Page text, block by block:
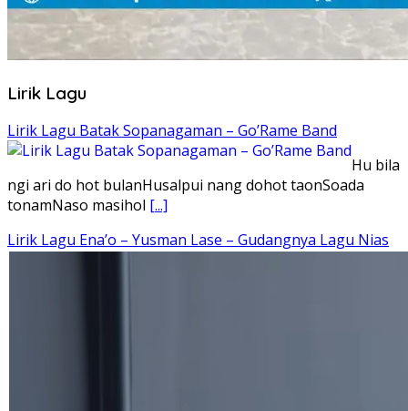
Lirik Lagu
Lirik Lagu Batak Sopanagaman – Go’Rame Band
Hu bila
ngi ari do hot bulanHusalpui nang dohot taonSoada
tonamNaso masihol [...]
Lirik Lagu Ena’o – Yusman Lase – Gudangnya Lagu Nias